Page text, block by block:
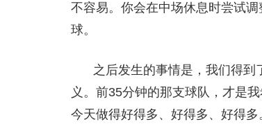
不容易。你会在中场休息时尝试
球。
之后发生的事情是，我们得
义。前35分钟的那支球队，才是
今天做得好得多、好得多、好得多